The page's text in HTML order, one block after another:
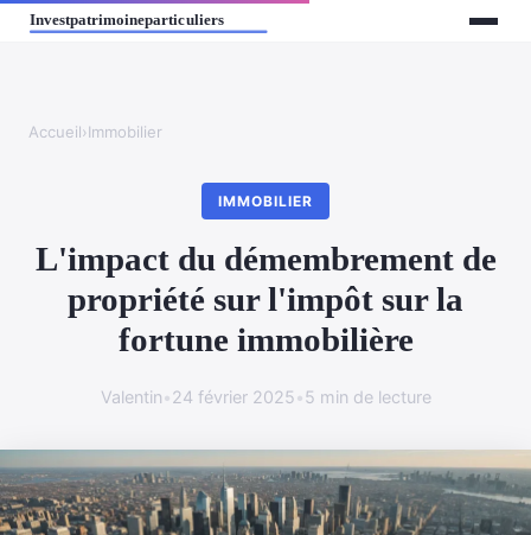
Accueil›Immobilier
IMMOBILIER
L'impact du démembrement de
propriété sur l'impôt sur la
fortune immobilière
Valentin•24 février 2025•5 min de lecture